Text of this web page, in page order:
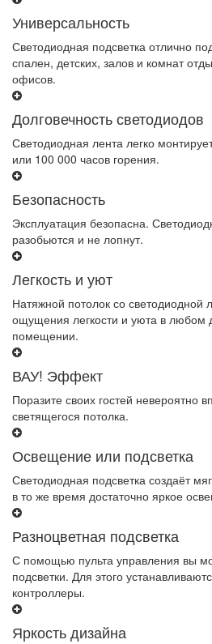
Универсальность
Светодиодная подсветка отлично
спален, детских, залов и комнат
офисов.
Долговечность светодиодов
Светодиодная лента легко
или 100 000 часов горения.
Безопасность
Эксплуатация безопасна.
разобьются и не лопнут.
Легкость и уют
Натяжной потолок со светодиодной
ощущения легкости и уюта в
помещении.
ВАУ! Эффект
Поразите своих гостей
светящегося потолка.
Освещение или подсветка
Светодиодная подсветка создаёт
в то же время достаточно яркое
Разноцветная подсветка
С помощью пульта управления вы
подсветки. Для этого
контроллеры.
Яркость дизайна